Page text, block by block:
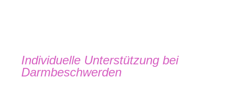
Individuelle Unterstützung bei
Darmbeschwerden